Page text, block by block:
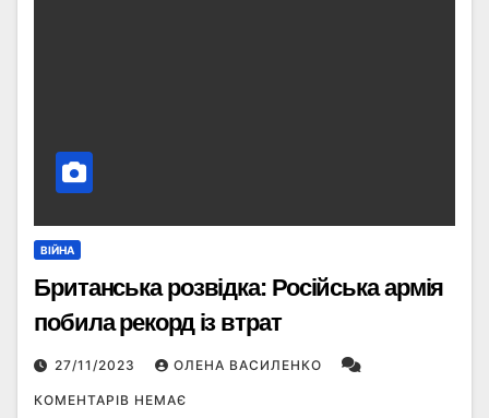
ВІЙНА
Британська розвідка: Російська армія
побила рекорд із втрат
27/11/2023 ОЛЕНА ВАСИЛЕНКО
КОМЕНТАРІВ НЕМАЄ